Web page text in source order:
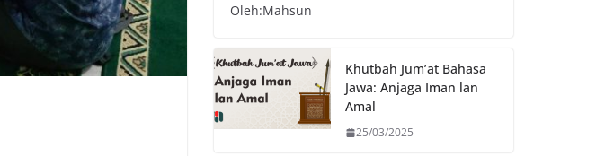
Oleh:Mahsun
Khutbah Jum’at Bahasa
Jawa: Anjaga Iman lan
Amal
25/03/2025